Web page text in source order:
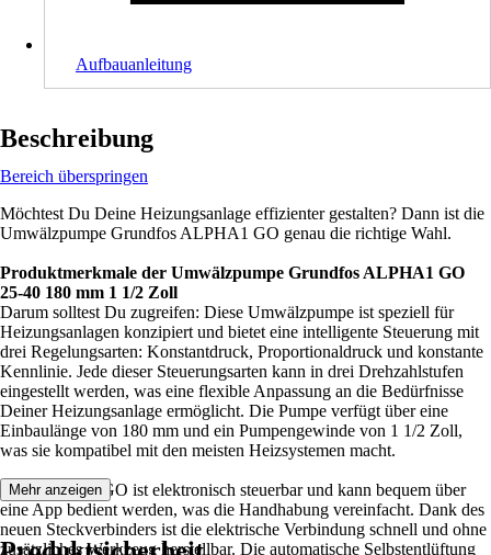
Aufbauanleitung
Beschreibung
Bereich überspringen
Möchtest Du Deine Heizungsanlage effizienter gestalten? Dann ist die
Umwälzpumpe Grundfos ALPHA1 GO genau die richtige Wahl.
Produktmerkmale der Umwälzpumpe Grundfos ALPHA1 GO
25-40 180 mm 1 1/2 Zoll
Darum solltest Du zugreifen: Diese Umwälzpumpe ist speziell für
Heizungsanlagen konzipiert und bietet eine intelligente Steuerung mit
drei Regelungsarten: Konstantdruck, Proportionaldruck und konstante
Kennlinie. Jede dieser Steuerungsarten kann in drei Drehzahlstufen
eingestellt werden, was eine flexible Anpassung an die Bedürfnisse
Deiner Heizungsanlage ermöglicht. Die Pumpe verfügt über eine
Einbaulänge von 180 mm und ein Pumpengewinde von 1 1/2 Zoll,
was sie kompatibel mit den meisten Heizsystemen macht.
Die ALPHA1 GO ist elektronisch steuerbar und kann bequem über
eine App bedient werden, was die Handhabung vereinfacht. Dank des
neuen Steckverbinders ist die elektrische Verbindung schnell und ohne
zusätzliches Werkzeug herstellbar. Die automatische Selbstentlüftung
Mehr anzeigen